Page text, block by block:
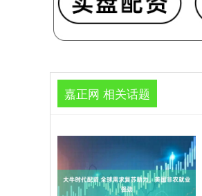
嘉正网 相关话题